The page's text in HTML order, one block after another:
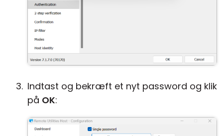
Indtast og bekræft et nyt password og klik
på OK: